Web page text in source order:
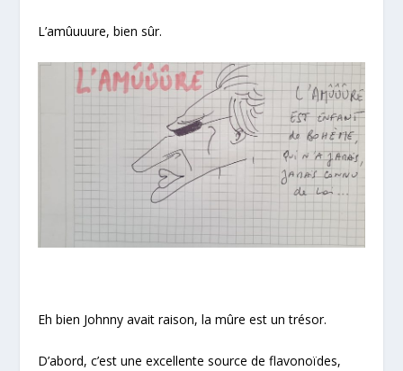
L’amûuuure, bien sûr.
Eh bien Johnny avait raison, la mûre est un trésor.
D’abord, c’est une excellente source de flavonoïdes,